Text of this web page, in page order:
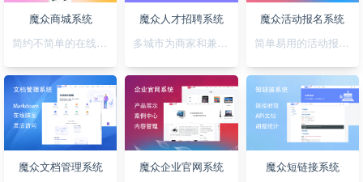
魔众商城系统
简约不简单的在线商城系统
魔众人才招聘系统
多城市为商家和兼职者的提供精准对接平台
魔众活动报名系统
简单易用的活动报名系统
魔众文档管理系统
魔众企业官网系统
魔众短链接系统